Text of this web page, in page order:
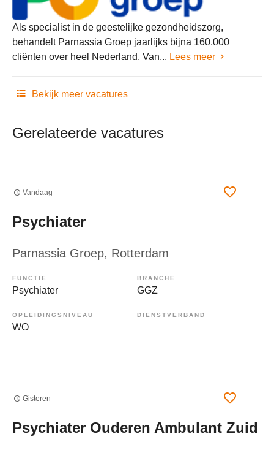
Als specialist in de geestelijke gezondheidszorg,
behandelt Parnassia Groep jaarlijks bijna 160.000
cliënten over heel Nederland. Van... Lees meer
Bekijk meer vacatures
Gerelateerde vacatures
Vandaag
Psychiater
Parnassia Groep, Rotterdam
FUNCTIE
Psychiater
BRANCHE
GGZ
OPLEIDINGSNIVEAU
WO
DIENSTVERBAND
Gisteren
Psychiater Ouderen Ambulant Zuid